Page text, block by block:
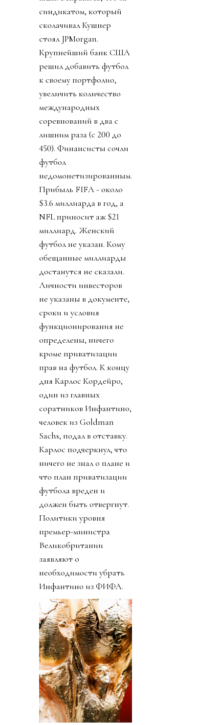
синдикатом, который
сколачивал Кушнер
стоял JPMorgan.
Крупнейший банк США
решил добавить футбол
к своему портфолио,
увеличить количество
международных
соревнований в два с
лишним раза (с 200 до
450). Финансисты сочли
футбол
недомонетизированным.
Прибыль FIFA - около
$3.6 миллиарда в год, а
NFL приносит аж $21
миллиард. Женский
футбол не указан. Кому
обещанные миллиарды
достанутся не сказали.
Личности инвесторов
не указаны в документе,
сроки и условия
функционирования не
определены, ничего
кроме приватизации
прав на футбол. К концу
дня Карлос Кордейро,
один из главных
соратников Инфантино,
человек из Goldman
Sachs, подал в отставку.
Карлос подчеркнул, что
ничего не знал о плане и
что план приватизации
футбола вреден и
должен быть отвергнут.
Политики уровня
премьер-министра
Великобритании
заявляют о
необходимости убрать
Инфантино из ФИФА.